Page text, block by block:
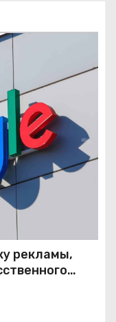
рекламы,